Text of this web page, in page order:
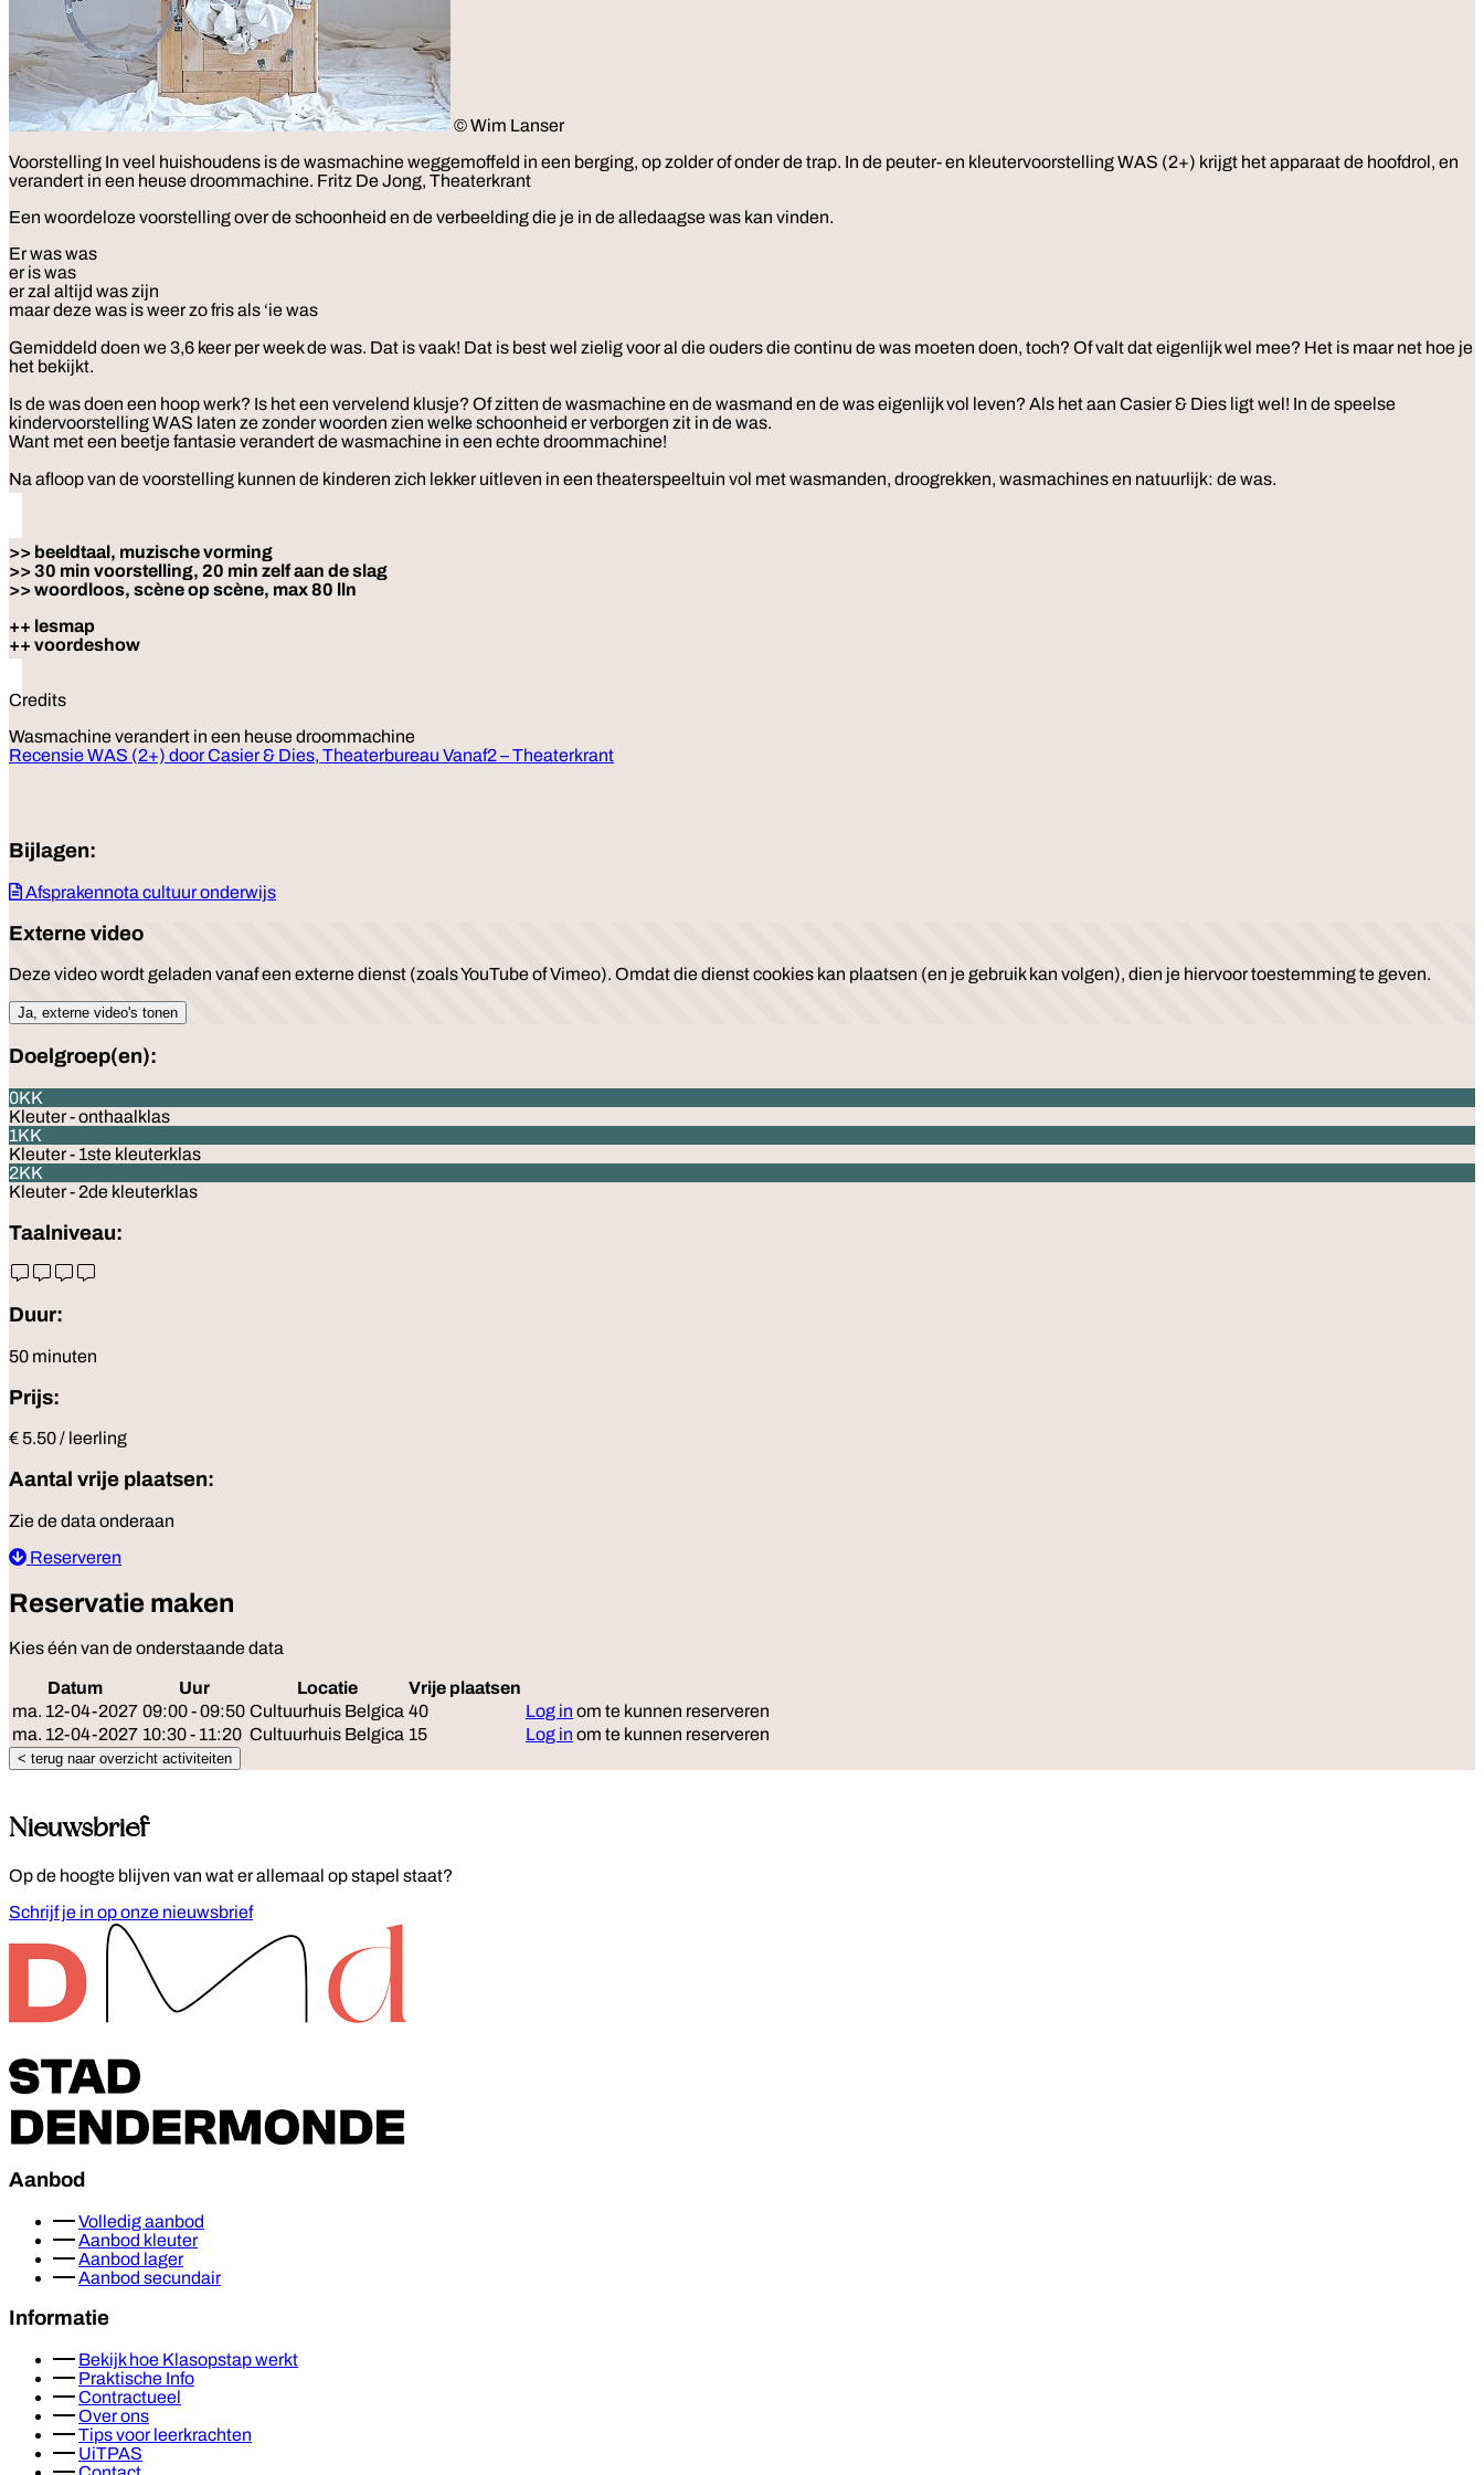
© Wim Lanser
Voorstelling In veel huishoudens is de wasmachine weggemoffeld in een berging, op zolder of onder de trap. In de peuter- en kleutervoorstelling WAS (2+) krijgt het apparaat de hoofdrol, en
verandert in een heuse droommachine. Fritz De Jong, Theaterkrant
Een woordeloze voorstelling over de schoonheid en de verbeelding die je in de alledaagse was kan vinden.
Er was was
er is was
er zal altijd was zijn
maar deze was is weer zo fris als ‘ie was
Gemiddeld doen we 3,6 keer per week de was. Dat is vaak! Dat is best wel zielig voor al die ouders die continu de was moeten doen, toch? Of valt dat eigenlijk wel mee? Het is maar net hoe je
het bekijkt.
Is de was doen een hoop werk? Is het een vervelend klusje? Of zitten de wasmachine en de wasmand en de was eigenlijk vol leven? Als het aan Casier & Dies ligt wel! In de speelse
kindervoorstelling WAS laten ze zonder woorden zien welke schoonheid er verborgen zit in de was.
Want met een beetje fantasie verandert de wasmachine in een echte droommachine!
Na afloop van de voorstelling kunnen de kinderen zich lekker uitleven in een theaterspeeltuin vol met wasmanden, droogrekken, wasmachines en natuurlijk: de was.
>> beeldtaal, muzische vorming
>> 30 min voorstelling, 20 min zelf aan de slag
>> woordloos, scène op scène, max 80 lln
++ lesmap
++ voordeshow
Credits
Wasmachine verandert in een heuse droommachine
Recensie WAS (2+) door Casier & Dies, Theaterbureau Vanaf2 – Theaterkrant
Bijlagen:
Afsprakennota cultuur onderwijs
Externe video
Deze video wordt geladen vanaf een externe dienst (zoals YouTube of Vimeo). Omdat die dienst cookies kan plaatsen (en je gebruik kan volgen), dien je hiervoor toestemming te geven.
Ja, externe video's tonen
Doelgroep(en):
0KK
Kleuter - onthaalklas
1KK
Kleuter - 1ste kleuterklas
2KK
Kleuter - 2de kleuterklas
Taalniveau:
Duur:
50 minuten
Prijs:
€ 5.50 / leerling
Aantal vrije plaatsen:
Zie de data onderaan
Reserveren
Reservatie maken
Kies één van de onderstaande data
Datum Uur Locatie Vrije plaatsen
ma. 12-04-2027 09:00 - 09:50 Cultuurhuis Belgica 40 Log in om te kunnen reserveren
ma. 12-04-2027 10:30 - 11:20 Cultuurhuis Belgica 15 Log in om te kunnen reserveren
< terug naar overzicht activiteiten
Nieuwsbrief
Op de hoogte blijven van wat er allemaal op stapel staat?
Schrijf je in op onze nieuwsbrief
Aanbod
Volledig aanbod
Aanbod kleuter
Aanbod lager
Aanbod secundair
Informatie
Bekijk hoe Klasopstap werkt
Praktische Info
Contractueel
Over ons
Tips voor leerkrachten
UiTPAS